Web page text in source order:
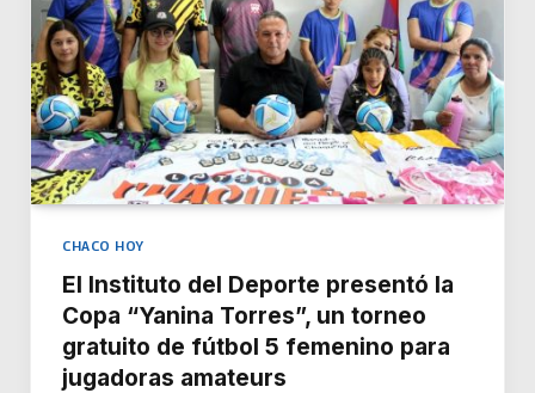
CHACO HOY
El Instituto del Deporte presentó la
Copa “Yanina Torres”, un torneo
gratuito de fútbol 5 femenino para
jugadoras amateurs